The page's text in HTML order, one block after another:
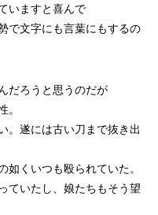
いますと喜んで
で文字にも言葉にもするの
だろうと思うのだが
。
。遂には古い刀まで抜き出
如くいつも殴られていた。
ていたし、娘たちもそう望